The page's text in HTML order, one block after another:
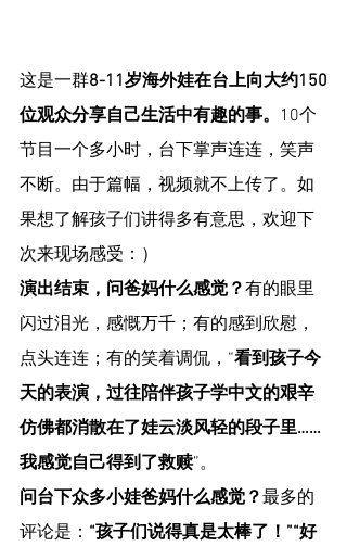
这是一群8-11岁海外娃在台上向大约150
位观众分享自己生活中有趣的事。 10个
节目一个多小时，台下掌声连连，笑声
不断。由于篇幅，视频就不上传了。如
果想了解孩子们讲得多有意思，欢迎下
次来现场感受：）
演出结束，问爸妈什么感觉？有的眼里
闪过泪光，感慨万千；有的感到欣慰，
点头连连；有的笑着调侃，“看到孩子今
天的表演，过往陪伴孩子学中文的艰辛
仿佛都消散在了娃云淡风轻的段子里……
我感觉自己得到了救赎”。
问台下众多小娃爸妈什么感觉？最多的
评论是： “孩子们说得真是太棒了！”“好